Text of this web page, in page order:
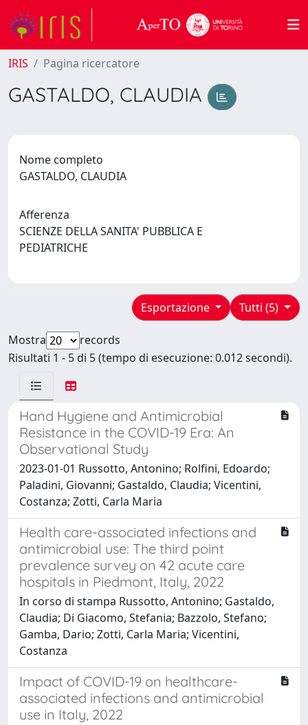
IRIS Pagina ricercatore
GASTALDO, CLAUDIA
Nome completo
GASTALDO, CLAUDIA
Afferenza
SCIENZE DELLA SANITA' PUBBLICA E
PEDIATRICHE
Tutti (5)
Esportazione
Mostra
records
Risultati 1 - 5 di 5 (tempo di esecuzione: 0.012 secondi).
Hand Hygiene and Antimicrobial
Resistance in the COVID-19 Era: An
Observational Study
2023-01-01 Russotto, Antonino; Rolfini, Edoardo;
Paladini, Giovanni; Gastaldo, Claudia; Vicentini,
Costanza; Zotti, Carla Maria
Health care-associated infections and
antimicrobial use: The third point
prevalence survey on 42 acute care
hospitals in Piedmont, Italy, 2022
In corso di stampa Russotto, Antonino; Gastaldo,
Claudia; Di Giacomo, Stefania; Bazzolo, Stefano;
Gamba, Dario; Zotti, Carla Maria; Vicentini,
Costanza
Impact of COVID-19 on healthcare-
associated infections and antimicrobial
use in Italy, 2022